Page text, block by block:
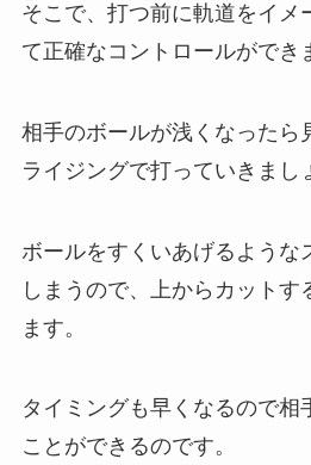
そこで、打つ前に軌道をイメ
て正確なコントロールができ
相手のボールが浅くなったら
ライジングで打っていきまし
ボールをすくいあげるような
しまうので、上からカットす
ます。
タイミングも早くなるので相
ことができるのです。